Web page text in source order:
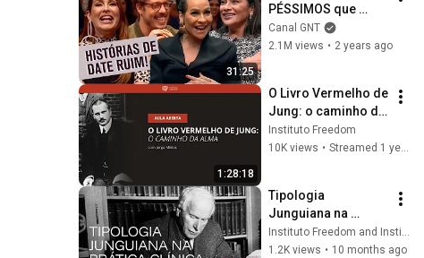
31:25
PÉSSIMOS que
marcaram o
programa do
Porchat? | GNT
Canal GNT
2.1M views • 2 years ago
1:28:18
O Livro Vermelho de
Jung: o caminho da
alma, com Jorge
Miklos | AULA
Instituto Freedom
10K views • Streamed 1 year ago
Tipologia
Junguiana na
Prática Clínica:
Funções
Instituto Freedom and Instituto Freedom Organizacional
1.2K views • 10 months ago